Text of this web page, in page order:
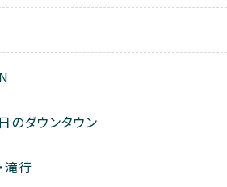
のダウンタウン
滝行